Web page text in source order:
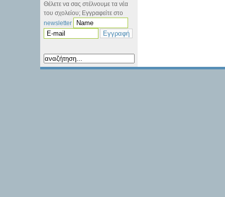
Θέλετε να σας στέλνουμε τα νέα
του σχολείου; Εγγραφείτε στο
newsletter